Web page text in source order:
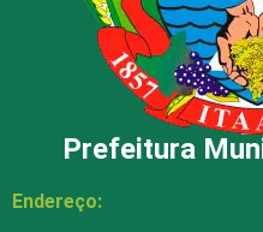
Prefeitura
Endereço: